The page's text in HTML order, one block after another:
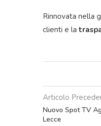
Rinnovata nella
clienti e la
Articolo
Nuovo Spot TV
Lecce